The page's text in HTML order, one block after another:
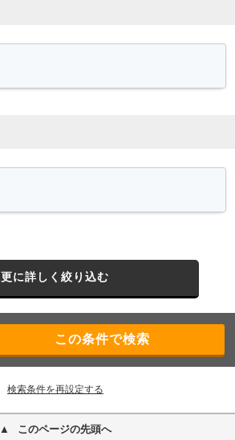
更に詳しく絞り込む
検索条件を再設定する
このページの先頭へ